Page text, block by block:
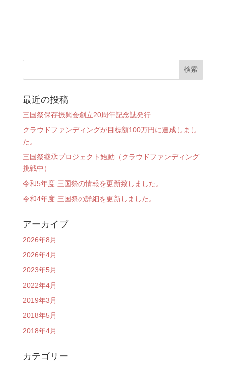
最近の投稿
三国祭保存振興会創立20周年記念誌発行
クラウドファンディングが目標額100万円に達成しまし
た。
三国祭継承プロジェクト始動（クラウドファンディング
挑戦中）
令和5年度 三国祭の情報を更新致しました。
令和4年度 三国祭の詳細を更新しました。
アーカイブ
2026年8月
2026年4月
2023年5月
2022年4月
2019年3月
2018年5月
2018年4月
カテゴリー